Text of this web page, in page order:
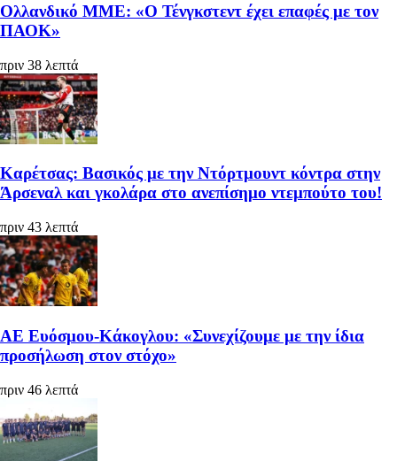
Ολλανδικό ΜΜΕ: «Ο Τένγκστεντ έχει επαφές με τον
ΠΑΟΚ»
πριν 38 λεπτά
Καρέτσας: Βασικός με την Ντόρτμουντ κόντρα στην
Άρσεναλ και γκολάρα στο ανεπίσημο ντεμπούτο του!
πριν 43 λεπτά
ΑΕ Ευόσμου-Κάκογλου: «Συνεχίζουμε με την ίδια
προσήλωση στον στόχο»
πριν 46 λεπτά